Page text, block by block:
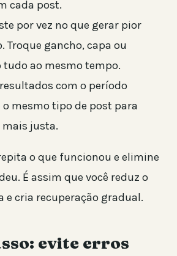
cada post.
por vez no que gerar pior
Troque gancho, capa ou
tudo ao mesmo tempo.
com o período
o mesmo tipo de post para
justa.
o que funcionou e elimine
É assim que você reduz o
e cria recuperação gradual.
evite erros